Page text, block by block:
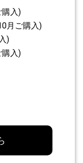
購入)
月ご購入)
)
購入)